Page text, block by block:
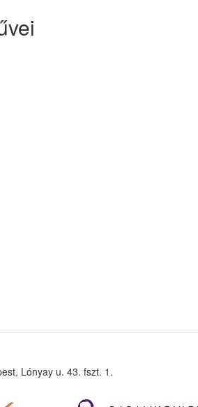
Lónyay u. 43. fszt. 1.